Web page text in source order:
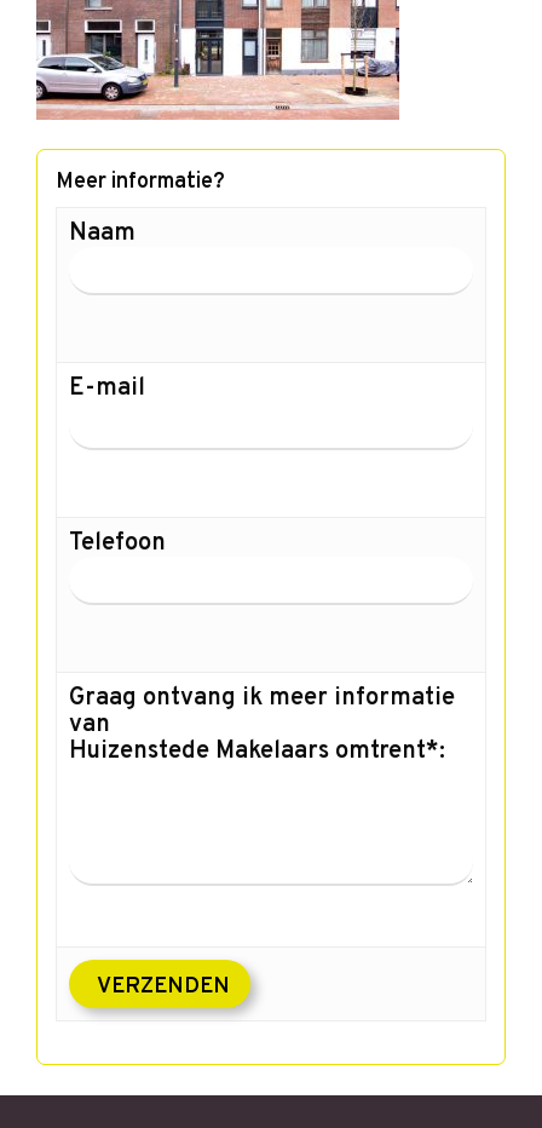
Meer informatie?
Naam
E-mail
Telefoon
Graag ontvang ik meer informatie
van
Huizenstede Makelaars omtrent*: